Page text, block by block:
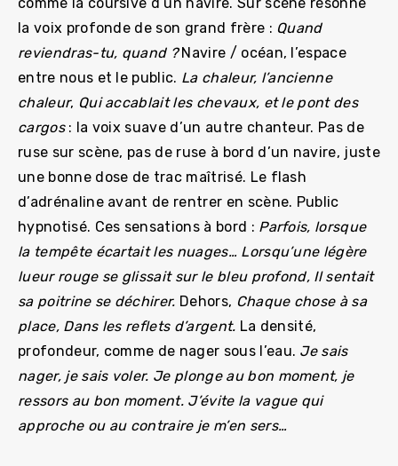
la voix profonde de son grand frère : Quand
reviendras-tu, quand ?Navire / océan, l’espace
entre nous et le public. La chaleur, l’ancienne
chaleur, Qui accablait les chevaux, et le pont des
cargos : la voix suave d’un autre chanteur. Pas de
ruse sur scène, pas de ruse à bord d’un navire, juste
une bonne dose de trac maîtrisé. Le flash
d’adrénaline avant de rentrer en scène. Public
hypnotisé. Ces sensations à bord : Parfois, lorsque
la tempête écartait les nuages… Lorsqu’une légère
lueur rouge se glissait sur le bleu profond, Il sentait
sa poitrine se déchirer. Dehors, Chaque chose à sa
place, Dans les reflets d’argent. La densité,
profondeur, comme de nager sous l’eau. Je sais
nager, je sais voler. Je plonge au bon moment, je
ressors au bon moment. J’évite la vague qui
approche ou au contraire je m’en sers…